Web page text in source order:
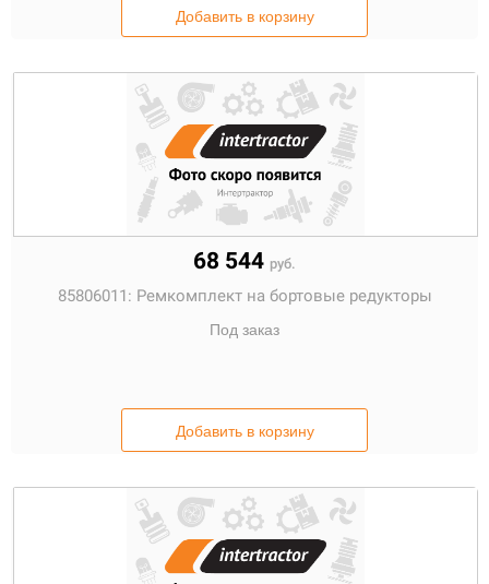
Добавить в корзину
68 544 руб.
85806011: Ремкомплект на бортовые редукторы
Под заказ
Добавить в корзину